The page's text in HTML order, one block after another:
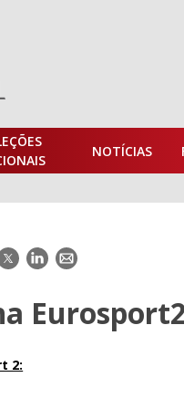
NOTÍCIAS
LinkedIn
E-
2: